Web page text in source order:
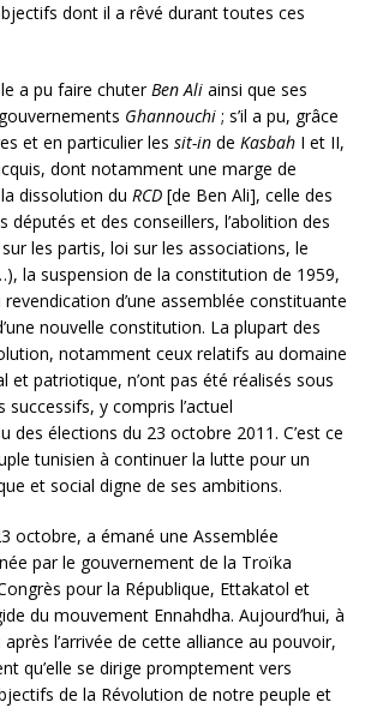
dont il a rêvé durant toutes ces
a pu faire chuterBen Ali ainsi que ses
Ghannouchi ; s’il a pu, grâce
et en particulier les sit-in de Kasbah I et II,
dont notamment une marge de
dissolution du RCD [de Ben Ali], celle des
députés et des conseillers, l’abolition des
les partis, loi sur les associations, le
la suspension de la constitution de 1959,
d’une assemblée constituante
nouvelle constitution. La plupart des
notamment ceux relatifs au domaine
et patriotique, n’ont pas été réalisés sous
y compris l’actuel
des élections du 23 octobre 2011. C’est ce
tunisien à continuer la lutte pour un
et social digne de ses ambitions.
octobre, a émané une Assemblée
par le gouvernement de la Troïka
pour la République, Ettakatol et
du mouvement Ennahdha. Aujourd’hui, à
l’arrivée de cette alliance au pouvoir,
qu’elle se dirige promptement vers
de la Révolution de notre peuple et